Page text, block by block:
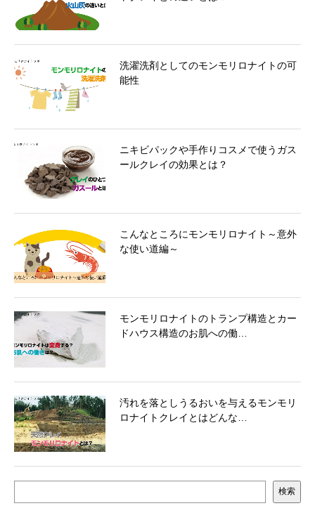
洗濯洗剤としてのモンモリロナイトの可
能性
ニキビパックや手作りコスメで使うガス
ールクレイの効果とは？
こんなところにモンモリロナイト～意外
な使い道編～
モンモリロナイトのトランプ構造とカー
ドハウス構造のお肌への働…
汚れを落としうるおいを与えるモンモリ
ロナイトクレイとはどんな…
検索